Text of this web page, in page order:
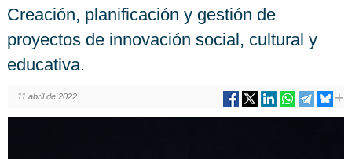
Creación, planificación y gestión de
proyectos de innovación social, cultural y
educativa.
11 abril de 2022